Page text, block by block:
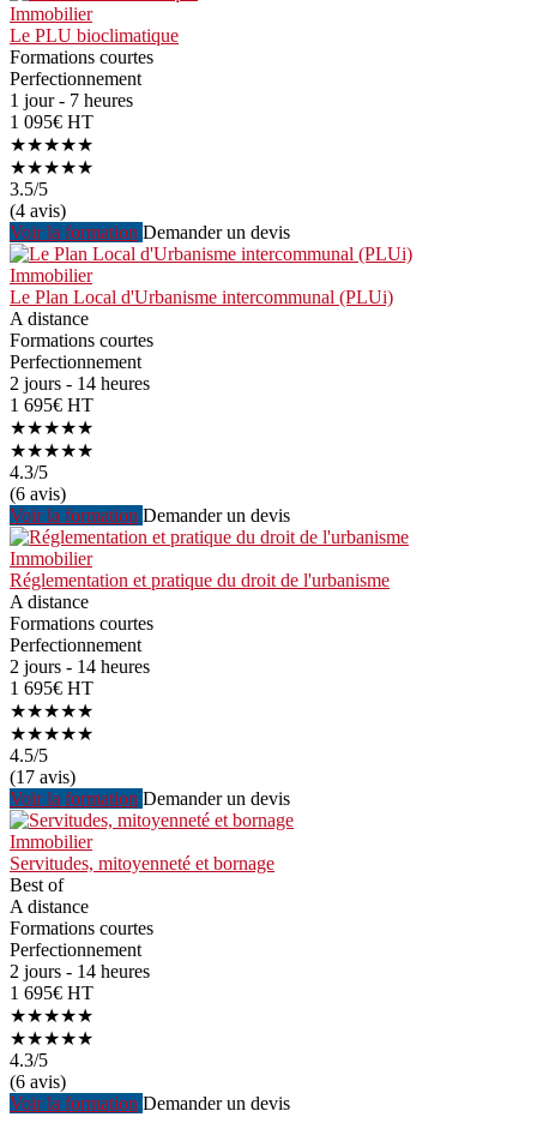
Immobilier
Le PLU bioclimatique
Formations courtes
Perfectionnement
1 jour - 7 heures
1 095€ HT
★★★★★
★★★★★
3.5/5
(4 avis)
Voir la formation Demander un devis
Immobilier
Le Plan Local d'Urbanisme intercommunal (PLUi)
A distance
Formations courtes
Perfectionnement
2 jours - 14 heures
1 695€ HT
★★★★★
★★★★★
4.3/5
(6 avis)
Voir la formation Demander un devis
Immobilier
Réglementation et pratique du droit de l'urbanisme
A distance
Formations courtes
Perfectionnement
2 jours - 14 heures
1 695€ HT
★★★★★
★★★★★
4.5/5
(17 avis)
Voir la formation Demander un devis
Immobilier
Servitudes, mitoyenneté et bornage
Best of
A distance
Formations courtes
Perfectionnement
2 jours - 14 heures
1 695€ HT
★★★★★
★★★★★
4.3/5
(6 avis)
Voir la formation Demander un devis